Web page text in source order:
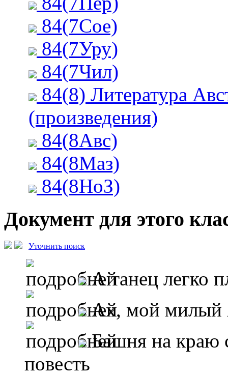
84(7Сое)
84(7Уру)
84(7Чил)
84(8) Литература
(произведения)
84(8Авс)
84(8Маз)
84(8НоЗ)
Документ для этого
Уточнить поиск
А танец легко
Ах, мой милый
Башня на краю
повесть